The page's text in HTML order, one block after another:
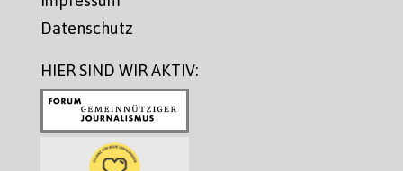
Datenschutz
HIER SIND WIR AKTIV: